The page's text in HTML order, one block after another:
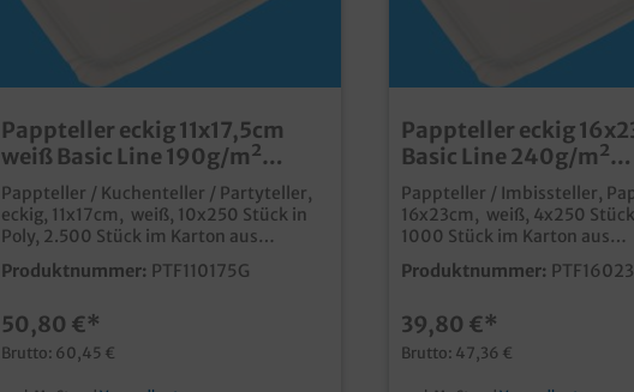
Pappteller eckig 11x17,5cm
weiß Basic Line 190g/m²
Frischfaser kompostierbar
2500St
Pappteller / Kuchenteller / Partyteller,
eckig, 11x17cm, weiß, 10x250 Stück in
Poly, 2.500 Stück im Karton aus
nachwachsenden Rohstoffen, reines
Frischfasermaterial 100%
feuchtigkeitsresistent, auch ohne
Kunststoffbeschichtung ideal für den
Einsatz in Bäckerei, Backshop und
Imbiss Pappteller aus Frischfaser
Produktnummer: PTF110175G
50,80 €*
Brutto: 60,45 €
Pappteller eckig
Basic Line 240g/m²
Frischfaser
1000St
Pappteller / Imbissteller,
16x23cm, weiß, 4x250
1000 Stück im Karton aus
nachwachsenden
lebensmitteltauglich fett- und
feuchtigkeitsresistent, auch
Kunststoffbeschichtung ideal für den
Einsatz in Bäckerei,
Produktnummer:
39,80 €*
Brutto: 47,36 €